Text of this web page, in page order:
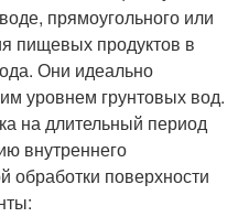
прямоугольного или
пищевых продуктов в
Они идеально
уровнем грунтовых вод.
на длительный период
внутреннего
обработки поверхности